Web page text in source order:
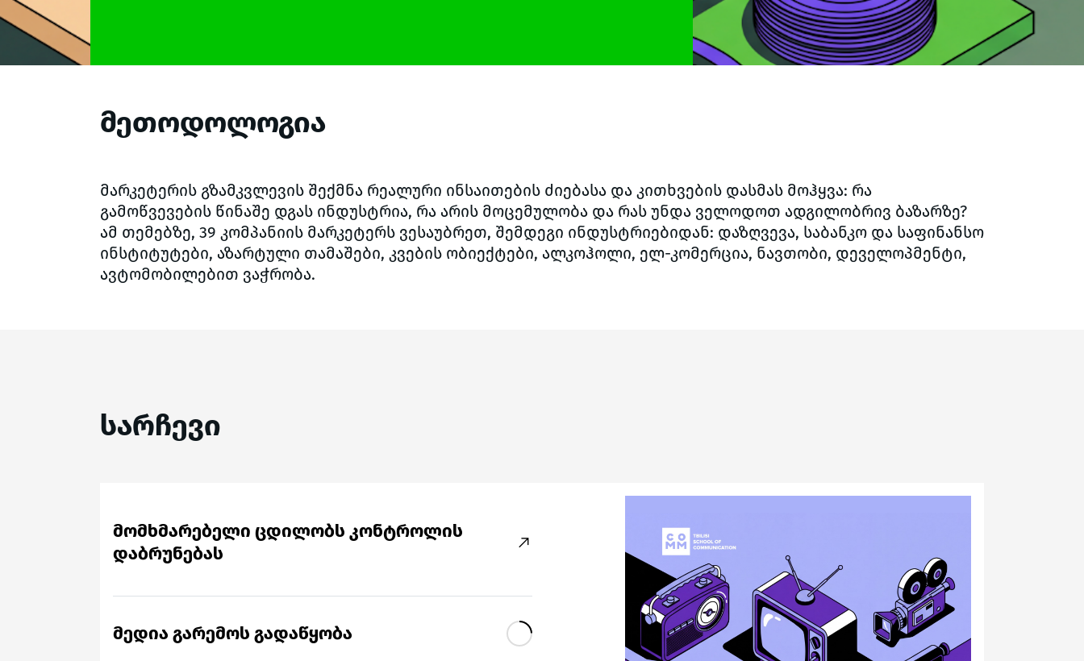
მეთოდოლოგია
მარკეტერის გზამკვლევის შექმნა რეალური ინსაითების ძიებასა და კითხვების დასმას მოჰყვა: რა
გამოწვევების წინაშე დგას ინდუსტრია, რა არის მოცემულობა და რას უნდა ველოდოთ ადგილობრივ ბაზარზე?
ამ თემებზე, 39 კომპანიის მარკეტერს ვესაუბრეთ, შემდეგი ინდუსტრიებიდან: დაზღვევა, საბანკო და საფინანსო
ინსტიტუტები, აზარტული თამაშები, კვების ობიექტები, ალკოჰოლი, ელ-კომერცია, ნავთობი, დეველოპმენტი,
ავტომობილებით ვაჭრობა.
სარჩევი
მომხმარებელი ცდილობს კონტროლის
დაბრუნებას
მედია გარემოს გადაწყობა